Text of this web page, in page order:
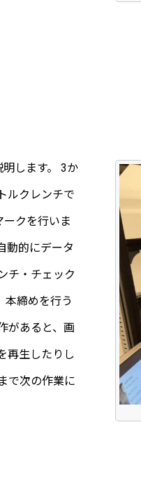
します。 3か
ルクレンチで
クを行いま
動的にデータ
チ・チェック
本締めを行う
があると、画
再生したりし
で次の作業に